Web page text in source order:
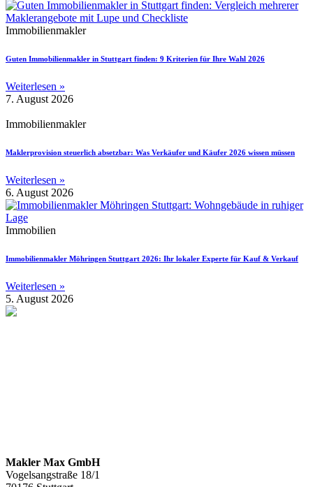
Immobilienmakler
Guten Immobilienmakler in Stuttgart finden: 9 Kriterien für Ihre Wahl 2026
Weiterlesen »
7. August 2026
Immobilienmakler
Maklerprovision steuerlich absetzbar: Was Verkäufer und Käufer 2026 wissen müssen
Weiterlesen »
6. August 2026
Immobilien
Immobilienmakler Möhringen Stuttgart 2026: Ihr lokaler Experte für Kauf & Verkauf
Weiterlesen »
5. August 2026
Makler Max GmbH
Vogelsangstraße 18/1